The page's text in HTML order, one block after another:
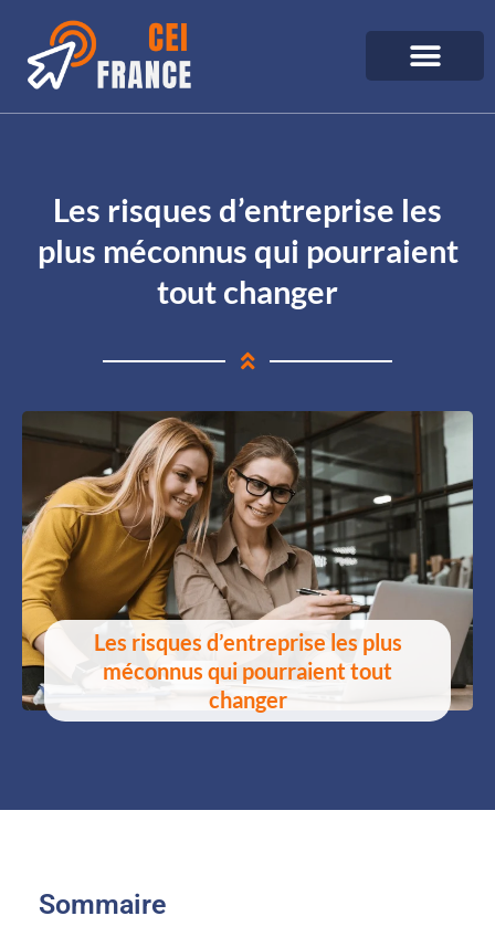
Les risques d’entreprise les
plus méconnus qui pourraient
tout changer
Les risques d’entreprise les plus
méconnus qui pourraient tout
changer
Sommaire